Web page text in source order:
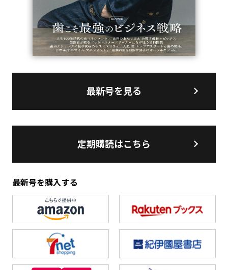
最新号を見る
定期購読はこちら
最新号を購入する